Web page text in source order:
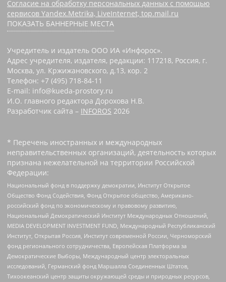
Согласие на обработку персональных данных с помощью
сервисов Yandex.Metrika, LiveInternet, top.mail.ru
ПОКАЗАТЬ БАННЕРНЫЕ МЕСТА
Учредитель и издатель ООО ИА «Инфорос».
Адрес учредителя, издателя, редакции: 117218, Россия, г.
Москва, ул. Кржижановского, д.13, кор. 2
Телефон: +7 (495) 718-84-11
E-mail: info@kueda-prostory.ru
И.О. главного редактора Дорохова Н.В.
Разработчик сайта – INFOROS 2026
* Перечень иностранных и международных
неправительственных организаций, деятельность которых
признана нежелательной на территории Российской
Федерации:
Национальный фонд в поддержку демократии, Институт Открытое
Общество Фонд Содействия, Фонд Открытое общество, Американо-
российский фонд по экономическому и правовому развитию,
Национальный Демократический Институт Международных Отношений,
MEDIA DEVELOPMENT INVESTMENT FUND, Международный Республиканский
Институт, Открытая Россия, Институт современной России, Черноморский
фонд регионального сотрудничества, Европейская Платформа за
Демократические Выборы, Международный центр электоральных
исследований, Германский фонд Маршалла Соединенных Штатов,
Тихоокеанский центр защиты окружающей среды и природных ресурсов,